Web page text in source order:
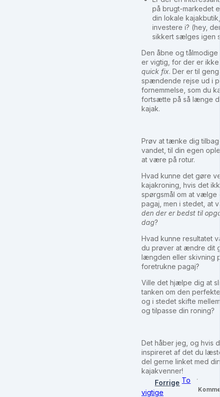
på brugt-markedet
din lokale
investere i? (hey,
sikkert sælges igen
Den åbne og tålmodige
er vigtig, for der er
quick fix. Der er til
spændende rejse ud i
fornemmelse, som du
fortsætte på så længe
kajak.
Prøv at tænke dig
vandet, til din egen
at være på rotur.
Hvad kunne det gøre
kajakroning, hvis det
spørgsmål om at vælge
pagaj, men i stedet, at
den der er bedst til
dag?
Hvad kunne resultatet
du prøver at ændre dit
længden eller skivning
foretrukne pagaj?
Ville det hjælpe dig at
tanken om den
og i stedet skifte
og tilpasse din roning?
Det håber jeg, og hvis
inspireret af det du
del gerne linket med
kajakvenner!
Forrige To
vigtige